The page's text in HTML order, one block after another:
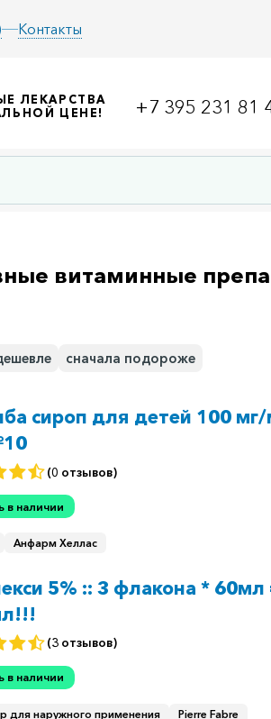
Контакты
ЛЕКАРСТВА
ЦЕНЕ!
+7 395 231 81
витаминные
сначала подороже
сироп для детей 100
(0 отзывов)
в наличии
Анфарм Хеллас
5% :: 3 флакона * 60мл
(3 отзывов)
в наличии
для наружного применения Pierre Fabre